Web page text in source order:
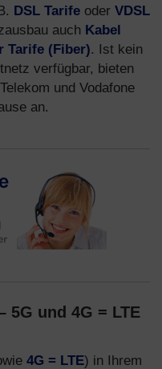
DSL Tarife oder VDSL
auch Kabel
Tarife (Fiber). Ist kein
verfügbar, bieten
und Vodafone
an.
5G und 4G = LTE
4G = LTE) in Ihrem